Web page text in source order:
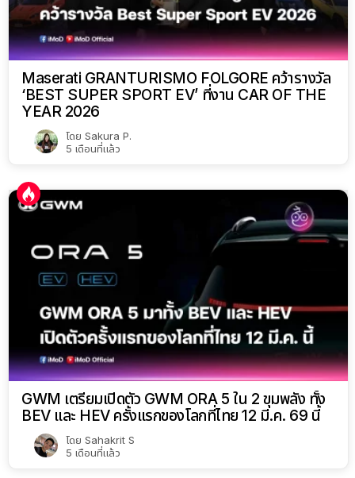
Maserati GRANTURISMO FOLGORE คว้ารางวัล
‘BEST SUPER SPORT EV’ ที่งาน CAR OF THE
YEAR 2026
โดย Sakura P.
5 เดือนที่แล้ว
GWM เตรียมเปิดตัว GWM ORA 5 ใน 2 ขุมพลัง ทั้ง
BEV และ HEV ครั้งแรกของโลกที่ไทย 12 มี.ค. 69 นี้
โดย Sahakrit S
5 เดือนที่แล้ว